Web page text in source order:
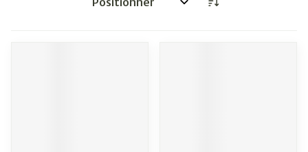
Trier par: